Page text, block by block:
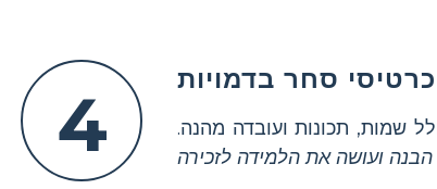
4
סחר בדמויות
שמות, תכונות ועובדה מהנה.